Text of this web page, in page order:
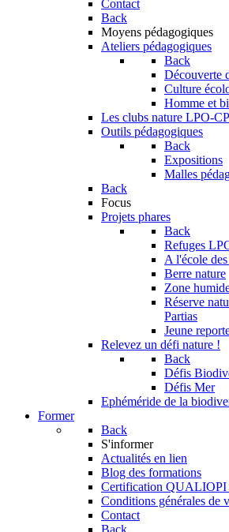
Contact
Back
Moyens pédagogiques
Ateliers pédagogiques
Back
Découverte
Culture
Homme et
Les clubs nature LPO-
Outils pédagogiques
Back
Expositions
Malles
Back
Focus
Projets phares
Back
Refuges
A l'école
Berre nature
Zone
Réserve
Partias
Jeune
Relevez un défi nature !
Back
Défis
Défis Mer
Ephéméride de la
Former
Back
S'informer
Actualités en lien
Blog des formations
Certification QUALIOPI
Conditions générales de
Contact
Back